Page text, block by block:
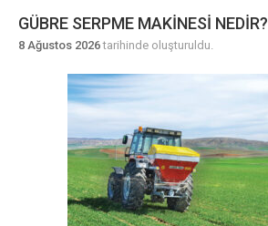
GÜBRE SERPME MAKINESI NEDIR?
8 Ağustos 2026tarihinde oluşturuldu.